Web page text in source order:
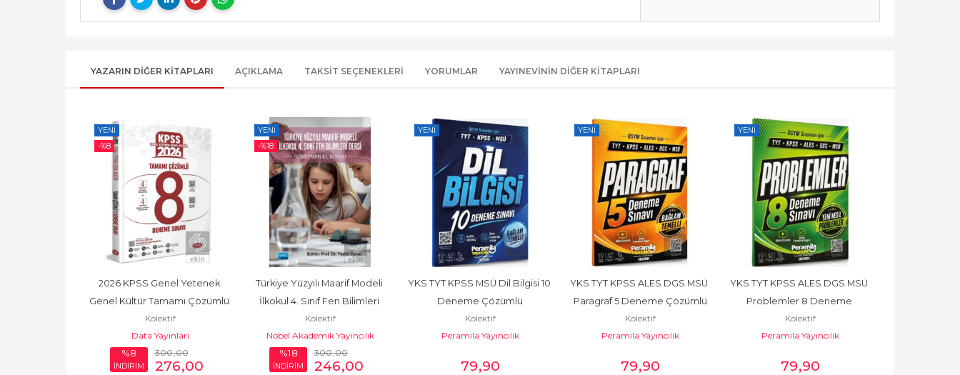
YAZARIN DIĞER KITAPLARI AÇIKLAMA TAKSIT SEÇENEKLERI YORUMLAR YAYINEVININ DIĞER KITAPLARI
YENI
-%8
2026 KPSS Genel Yetenek
Genel Kültür Tamamı Çözümlü
8 Deneme Sınavı
Kolektif
Data Yayınları
%8
İNDİRİM
300,00
276,00
YENI
-%18
Türkiye Yüzyılı Maarif Modeli
İlkokul 4. Sınıf Fen Bilimleri
Dersi...
Kolektif
Nobel Akademik Yayıncılık
%18
İNDİRİM
300,00
246,00
YENI
YKS TYT KPSS MSÜ Dil Bilgisi 10
Deneme Çözümlü
Kolektif
Peramila Yayıncılık
79,90
YENI
YKS TYT KPSS ALES DGS MSÜ
Paragraf 5 Deneme Çözümlü
Kolektif
Peramila Yayıncılık
79,90
YENI
YKS TYT KPSS ALES DGS MSÜ
Problemler 8 Deneme
Çözümlü
Kolektif
Peramila Yayıncılık
79,90